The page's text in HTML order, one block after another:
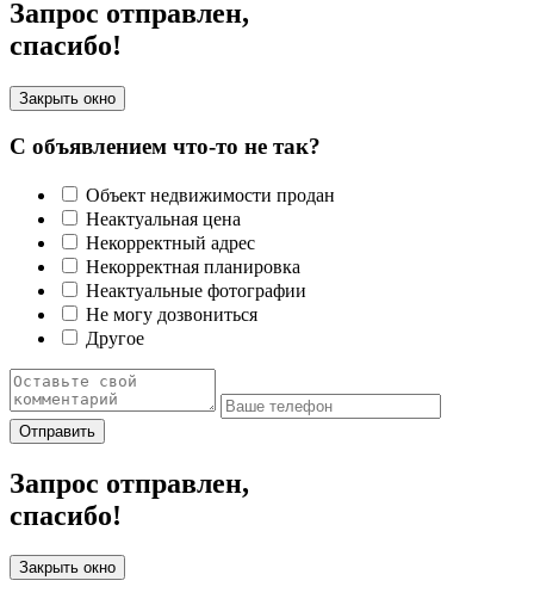
Запрос отправлен,
спасибо!
Закрыть окно
С объявлением что-то не так?
Объект недвижимости продан
Неактуальная цена
Некорректный адрес
Некорректная планировка
Неактуальные фотографии
Не могу дозвониться
Другое
Отправить
Запрос отправлен,
спасибо!
Закрыть окно